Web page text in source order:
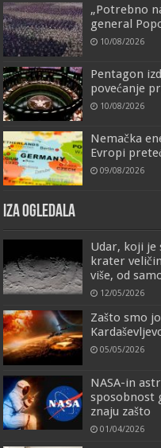
„Potrebno
general
10/08/2026
Pentagon
povećanje
10/08/2026
Nemačka
Evropi
09/08/2026
IZA OGLEDALA
Udar, koji
krater
više, od
12/05/2026
Zašto smo
05/05/2026
NASA-in
sposobnost
znaju zašto
01/04/2026